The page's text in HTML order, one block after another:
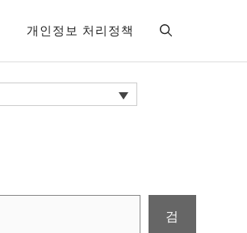
개인정보 처리정책
검